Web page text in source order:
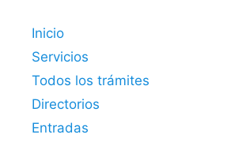
Inicio
Servicios
Todos los trámites
Directorios
Entradas